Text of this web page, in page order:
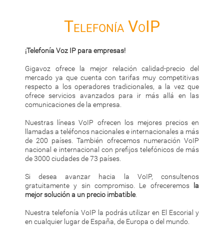
Telefonía VoIP
¡Telefonía Voz IP para empresas!
Gigavoz ofrece la mejor relación calidad-precio del
mercado ya que cuenta con tarifas muy competitivas
respecto a los operadores tradicionales, a la vez que
ofrece servicios avanzados para ir más allá en las
comunicaciones de la empresa.
Nuestras líneas VoIP ofrecen los mejores precios en
llamadas a teléfonos nacionales e internacionales a más
de 200 países. También ofrecemos numeración VoIP
nacional e internacional con prefijos telefónicos de más
de 3000 ciudades de 73 países.
Si desea avanzar hacia la VoIP, consultenos
gratuitamente y sin compromiso. Le ofreceremos
la
mejor solución a un precio imbatible.
Nuestra telefonía VoIP la podrás utilizar en El Escorial y
en cualquier lugar de España, de Europa o del mundo.